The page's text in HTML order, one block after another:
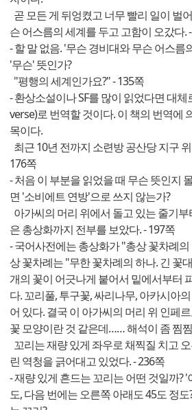
곧 모든 게 뒤엉켰고 너무 빨리 일이 벌
슨 어스름의 세계를 두고 고함이 오갔다.
- 할 말 없음. '무슨 경비대와 무슨 어스름
'무슨' 뜻인가?
"평행의 세계인가요?" - 135쪽
- 환상소설이나 SF를 많이 읽었다면 대
verse)로 번역할 것이다. 이 책의 번역에
목이다.
최근 10년 전까지 소련방 공산당 지구
176쪽
- 처음 이 부분을 읽었을 때 무슨 뜻인지
면 '소비에트 연방'으로 쓰지 않는가?
아가씨의 머리 위에서 돌고 있는 줄기
은 총상화까지 전부를 보았다. - 197쪽
- 국어사전에는 총상화가 "총상 꽃차례
상 꽃차례는 "무한 꽃차례의 하나. 긴 꽃
개의 꽃이 어긋나게 붙어서 밑에서부터
다. 꼬리풀, 투구꽃, 싸리나무, 아카시아
어 있다. 결국 이 아가씨의 머리 위 인페
꽃 모양이란 것 같은데…… 해석이 좀 찜
꼬리는 재량 있게 좌우로 채찍질 치고
린 역청을 긁어대고 있었다. - 236쪽
- 재량 있게 흔드는 꼬리는 어떤 것일까?
도, 다음 번에는 오른쪽 아래도 45도 정